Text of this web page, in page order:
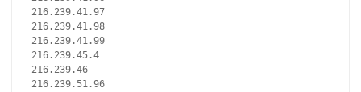
216.239.41.97
216.239.41.98
216.239.41.99
216.239.45.4
216.239.46
216.239.51.96